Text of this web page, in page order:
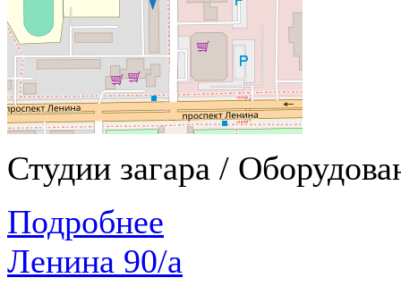
Студии загара /
Подробнее
Ленина 90/а